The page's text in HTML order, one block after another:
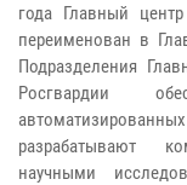
года Главный
переименован в
Подразделения
Росгвардии
разрабатывают
научными